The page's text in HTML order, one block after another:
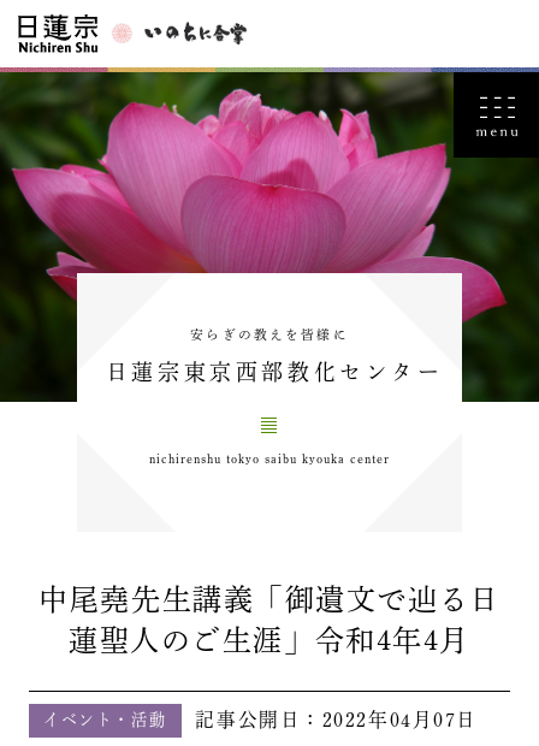
安らぎの教えを皆様に
日蓮宗東京西部教化センター
nichirenshu tokyo saibu kyouka center
中尾堯先生講義「御遺文で辿る日
蓮聖人のご生涯」令和4年4月
イベント・活動 記事公開日： 2022年04月07日